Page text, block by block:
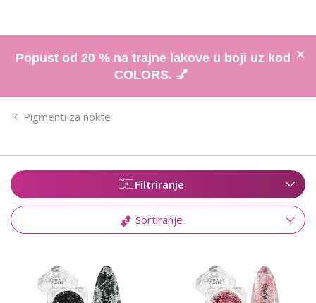
Popust od 20 % na trajne lakove u boji uz kod
COLORS. 💅
Pigmenti za nokte
Filtriranje
Sortiranje